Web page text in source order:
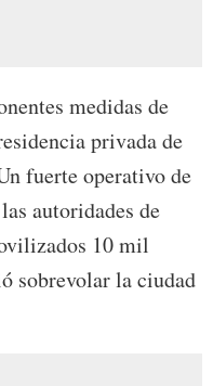
medidas de
privada de
fuerte operativo de
autoridades de
10 mil
sobrevolar la ciudad